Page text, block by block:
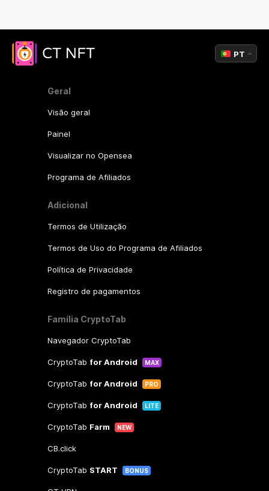
Geral
Visão geral
Painel
Visualizar no Opensea
Programa de Afiliados
Adicional
Termos de Utilização
Termos de Uso do Programa de Afiliados
Política de Privacidade
Registro de pagamentos
Família CryptoTab
Navegador CryptoTab
CryptoTab for Android MAX
CryptoTab for Android PRO
CryptoTab for Android LITE
CryptoTab Farm NEW
CB.click
CryptoTab START BONUS
PT